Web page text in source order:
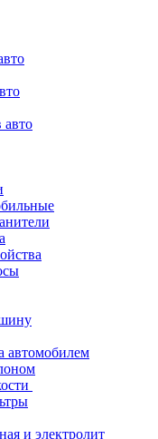
авто
автомобилем
и электролит